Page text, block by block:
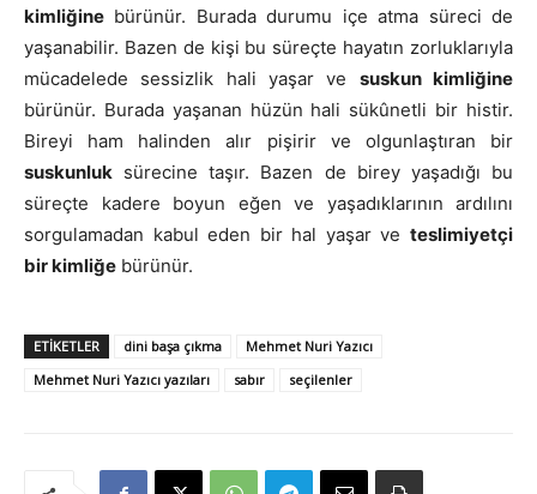
kimliğine bürünür. Burada durumu içe atma süreci de
yaşanabilir. Bazen de kişi bu süreçte hayatın zorluklarıyla
mücadelede sessizlik hali yaşar ve suskun kimliğine
bürünür. Burada yaşanan hüzün hali sükûnetli bir histir.
Bireyi ham halinden alır pişirir ve olgunlaştıran bir
suskunluk sürecine taşır. Bazen de birey yaşadığı bu
süreçte kadere boyun eğen ve yaşadıklarının ardılını
sorgulamadan kabul eden bir hal yaşar ve teslimiyetçi
bir kimliğe bürünür.
ETIKETLER dini başa çıkma
Mehmet Nuri Yazıcı
Mehmet Nuri Yazıcı yazıları
sabır seçilenler